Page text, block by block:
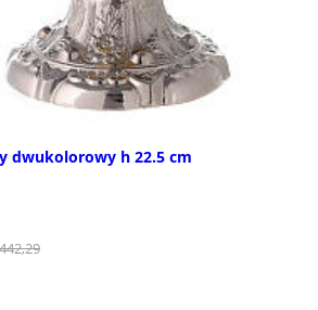
dwukolorowy h 22.5 cm